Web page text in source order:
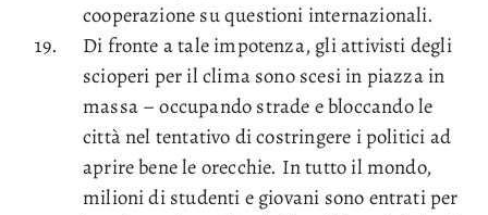
cooperazione su questioni internazionali.
Di fronte a tale impotenza, gli attivisti degli
scioperi per il clima sono scesi in piazza in
massa – occupando strade e bloccando le
città nel tentativo di costringere i politici ad
aprire bene le orecchie. In tutto il mondo,
milioni di studenti e giovani sono entrati per